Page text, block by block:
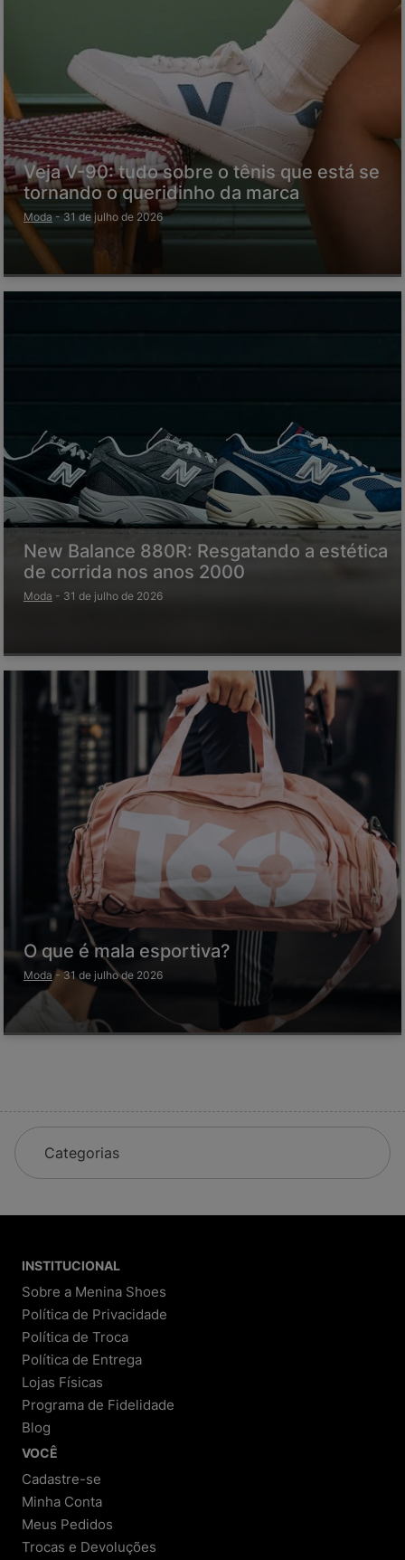
Veja V-90: tudo sobre o tênis que está se
tornando o queridinho da marca
Moda - 31 de julho de 2026
New Balance 880R: Resgatando a estética
de corrida nos anos 2000
Moda - 31 de julho de 2026
O que é mala esportiva?
Moda - 31 de julho de 2026
Categorias
INSTITUCIONAL
Sobre a Menina Shoes
Política de Privacidade
Política de Troca
Política de Entrega
Lojas Físicas
Programa de Fidelidade
Blog
VOCÊ
Cadastre-se
Minha Conta
Meus Pedidos
Trocas e Devoluções